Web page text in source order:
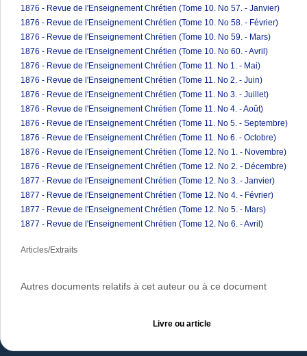
1876 - Revue de l'Enseignement Chrétien (Tome 10. No 57. - Janvier)
1876 - Revue de l'Enseignement Chrétien (Tome 10. No 58. - Février)
1876 - Revue de l'Enseignement Chrétien (Tome 10. No 59. - Mars)
1876 - Revue de l'Enseignement Chrétien (Tome 10. No 60. - Avril)
1876 - Revue de l'Enseignement Chrétien (Tome 11. No 1. - Mai)
1876 - Revue de l'Enseignement Chrétien (Tome 11. No 2. - Juin)
1876 - Revue de l'Enseignement Chrétien (Tome 11. No 3. - Juillet)
1876 - Revue de l'Enseignement Chrétien (Tome 11. No 4. - Août)
1876 - Revue de l'Enseignement Chrétien (Tome 11. No 5. - Septembre)
1876 - Revue de l'Enseignement Chrétien (Tome 11. No 6. - Octobre)
1876 - Revue de l'Enseignement Chrétien (Tome 12. No 1. - Novembre)
1876 - Revue de l'Enseignement Chrétien (Tome 12. No 2. - Décembre)
1877 - Revue de l'Enseignement Chrétien (Tome 12. No 3. - Janvier)
1877 - Revue de l'Enseignement Chrétien (Tome 12. No 4. - Février)
1877 - Revue de l'Enseignement Chrétien (Tome 12. No 5. - Mars)
1877 - Revue de l'Enseignement Chrétien (Tome 12. No 6. - Avril)
Articles/Extraits
Autres documents relatifs à cet auteur ou à ce document
Livre ou article